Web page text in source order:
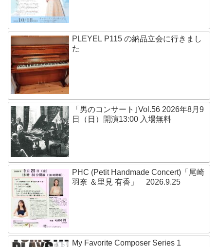
PLEYEL P115 の納品立会に行きまし
た
「男のコンサート｣Vol.56 2026年8月9
日（日）開演13:00 入場無料
PHC (Petit Handmade Concert)「尾崎
羽奈 ＆里見 有香」 2026.9.25
My Favorite Composer Series 1